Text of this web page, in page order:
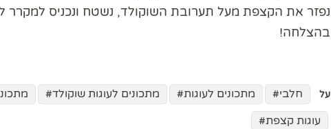
נפזר את הקצפת מעל תערובת השוקולד, נשטח ונכניס למקרר לפחות ל4
בהצלחה!
על חלבי מתכונים לעוגות מתכונים לעוגות שוקולד
עוגות קצפת